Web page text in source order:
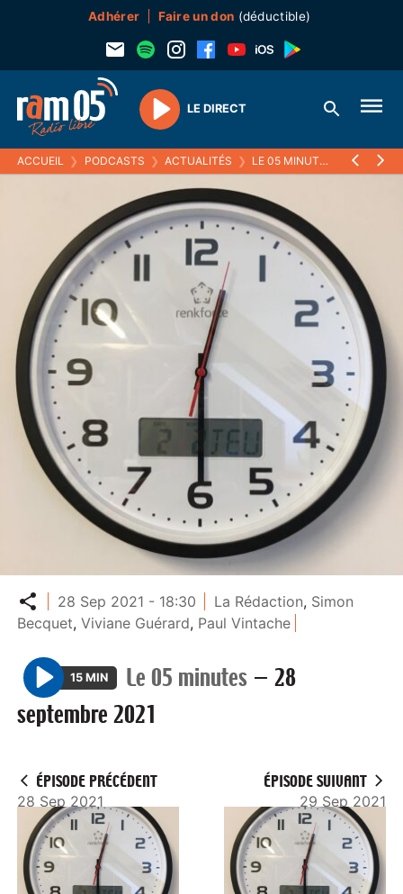
Adhérer Faire un don (déductible)
Play
LE DIRECT
ACCUEIL ❯ PODCASTS ❯ ACTUALITÉS ❯ LE 05 MINUTES 28
Partager
28 Sep 2021 - 18:30 La Rédaction, Simon
Becquet,Viviane Guérard, Paul Vintache
P
l
15 MIN Le 05 minutes — 28
septembre 2021
ÉPISODE PRÉCÉDENT
28 Sep 2021
ÉPISODE SUIVANT
29 Sep 2021